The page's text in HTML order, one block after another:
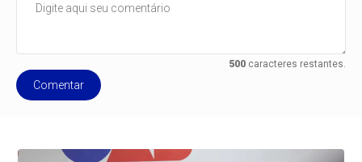
500caracteres restantes.
Comentar